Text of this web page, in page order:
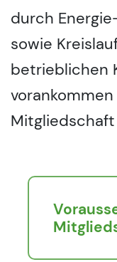
durch
sowie
betrieblichen